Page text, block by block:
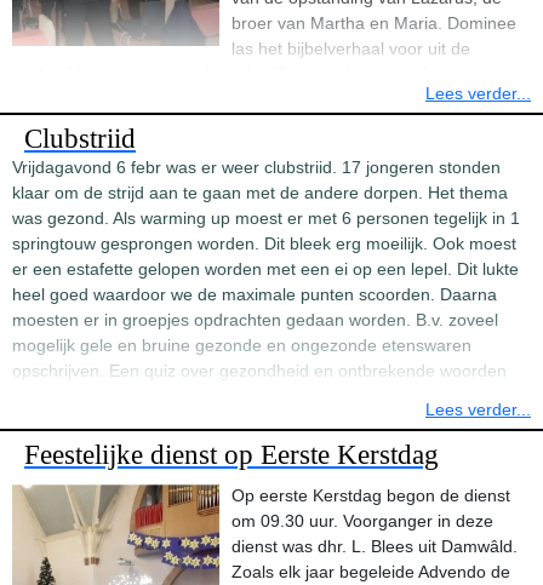
broer van Martha en Maria. Dominee
las het bijbelverhaal voor uit de
tekeningen, zodat het verhaal voor iedereen begon te leven. Vol
enthousiasme begeleidde de Kleine Kracht, onder leiding van Coby
Helder, de dienst met prachtige liederen en muziek. Dominee
besteedde in de dienst ook nog aandacht aan het 50 jarig huwelijk
van Marten en Eelkje Groen, wat zij op 17 maart mochten vieren!
Na de dienst werd er nog gezamenlijk koffie of thee gedronken in
de Gearkomst.
Lees verder...
Clubstriid
Vrijdagavond 6 febr was er weer clubstriid. 17 jongeren stonden
klaar om de strijd aan te gaan met de andere dorpen. Het thema
was gezond. Als warming up moest er met 6 personen tegelijk in 1
springtouw gesprongen worden. Dit bleek erg moeilijk. Ook moest
er een estafette gelopen worden met een ei op een lepel. Dit lukte
heel goed waardoor we de maximale punten scoorden. Daarna
moesten er in groepjes opdrachten gedaan worden. B.v. zoveel
mogelijk gele en bruine gezonde en ongezonde etenswaren
opschrijven. Een quiz over gezondheid en ontbrekende woorden
gemaakt over gezondheid. Deze werd aan het einde van de avond
door de hele groep uitgevoerd voor de jury. Ook moest de jeugd
het dorp in om zoveel mogelijk flessen op te halen voor het goede
doel: de vakantie kampen van het YMCA voor kinderen die anders
niet op vakantie kunnen. In een half uur werden meer dan 400
flessen opgehaald ter waarde van 100 euro. ook werden mensen
gevraagd om in hun sportoutfit op de foto te gaan voor de
Lees verder...
Feestelijke dienst op Eerste Kerstdag
Op eerste Kerstdag begon de dienst
om 09.30 uur. Voorganger in deze
dienst was dhr. L. Blees uit Damwâld.
Zoals elk jaar begeleide Advendo de